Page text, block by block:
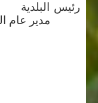
مدير عام